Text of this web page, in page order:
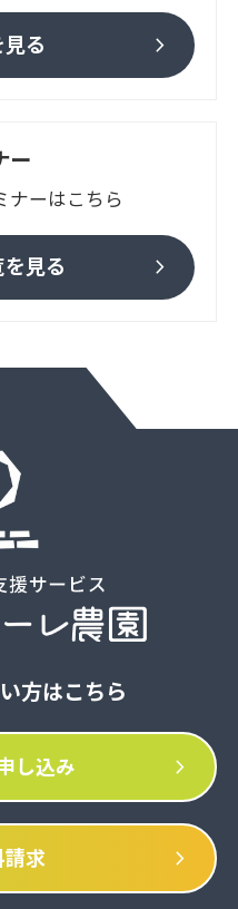
る chevron_right
ー
ナーはこちら
見る chevron_right
方はこちら
し込み chevron_right
請求 chevron_right